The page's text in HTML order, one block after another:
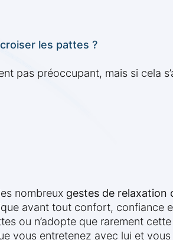
les pattes ?
pas préoccupant, mais si cela
nombreux gestes de relaxation
avant tout confort, confiance
ou n’adopte que rarement
vous entretenez avec lui et vous